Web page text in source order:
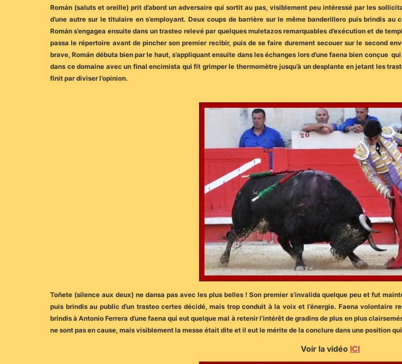
Román (saluts et oreille) prit d’abord un adversaire qui sortit au pas, visiblement peu intéressé par les
d’une autre sur le titulaire en s’employant. Deux coups de barrière sur le même banderillero puis brindis
Román s’engagea ensuite dans un trasteo relevé par quelques muletazos remarquables d’exécution et de
passa le répertoire avant de pincher son premier recibir, puis de se faire durement secouer sur le second
brave, Román débuta bien par le haut, s’appliquant ensuite dans les échanges lors d’une faena bien conçue
dans ce domaine avec un final encimista qui fit grimper le thermomètre jusqu’à un desplante en jetant les
finit par diviser l’opinion.
Toñete (silence aux deux) ne dansa pas avec les plus belles ! Son premier s’invalida quelque peu et fut
puis brindis au public d’un trasteo certes décidé, mais trop conduit à la voix et l’énergie. Faena volontaire
brindis à Antonio Ferrera d’une faena qui eut quelque mal à retenir l’intérêt de gradins de plus en plus
ne sont pas en cause, mais visiblement la messe était dite et il eut le mérite de la conclure dans une position
Voir la vidéo ICI